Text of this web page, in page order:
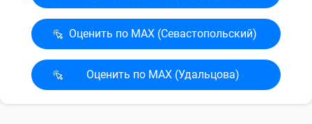
Оценить по MAX (Севасто­польский)
Оценить по MAX (Удальцова)